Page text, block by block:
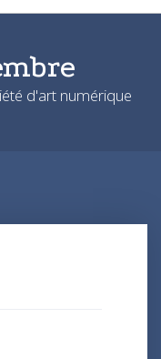
d'art numérique